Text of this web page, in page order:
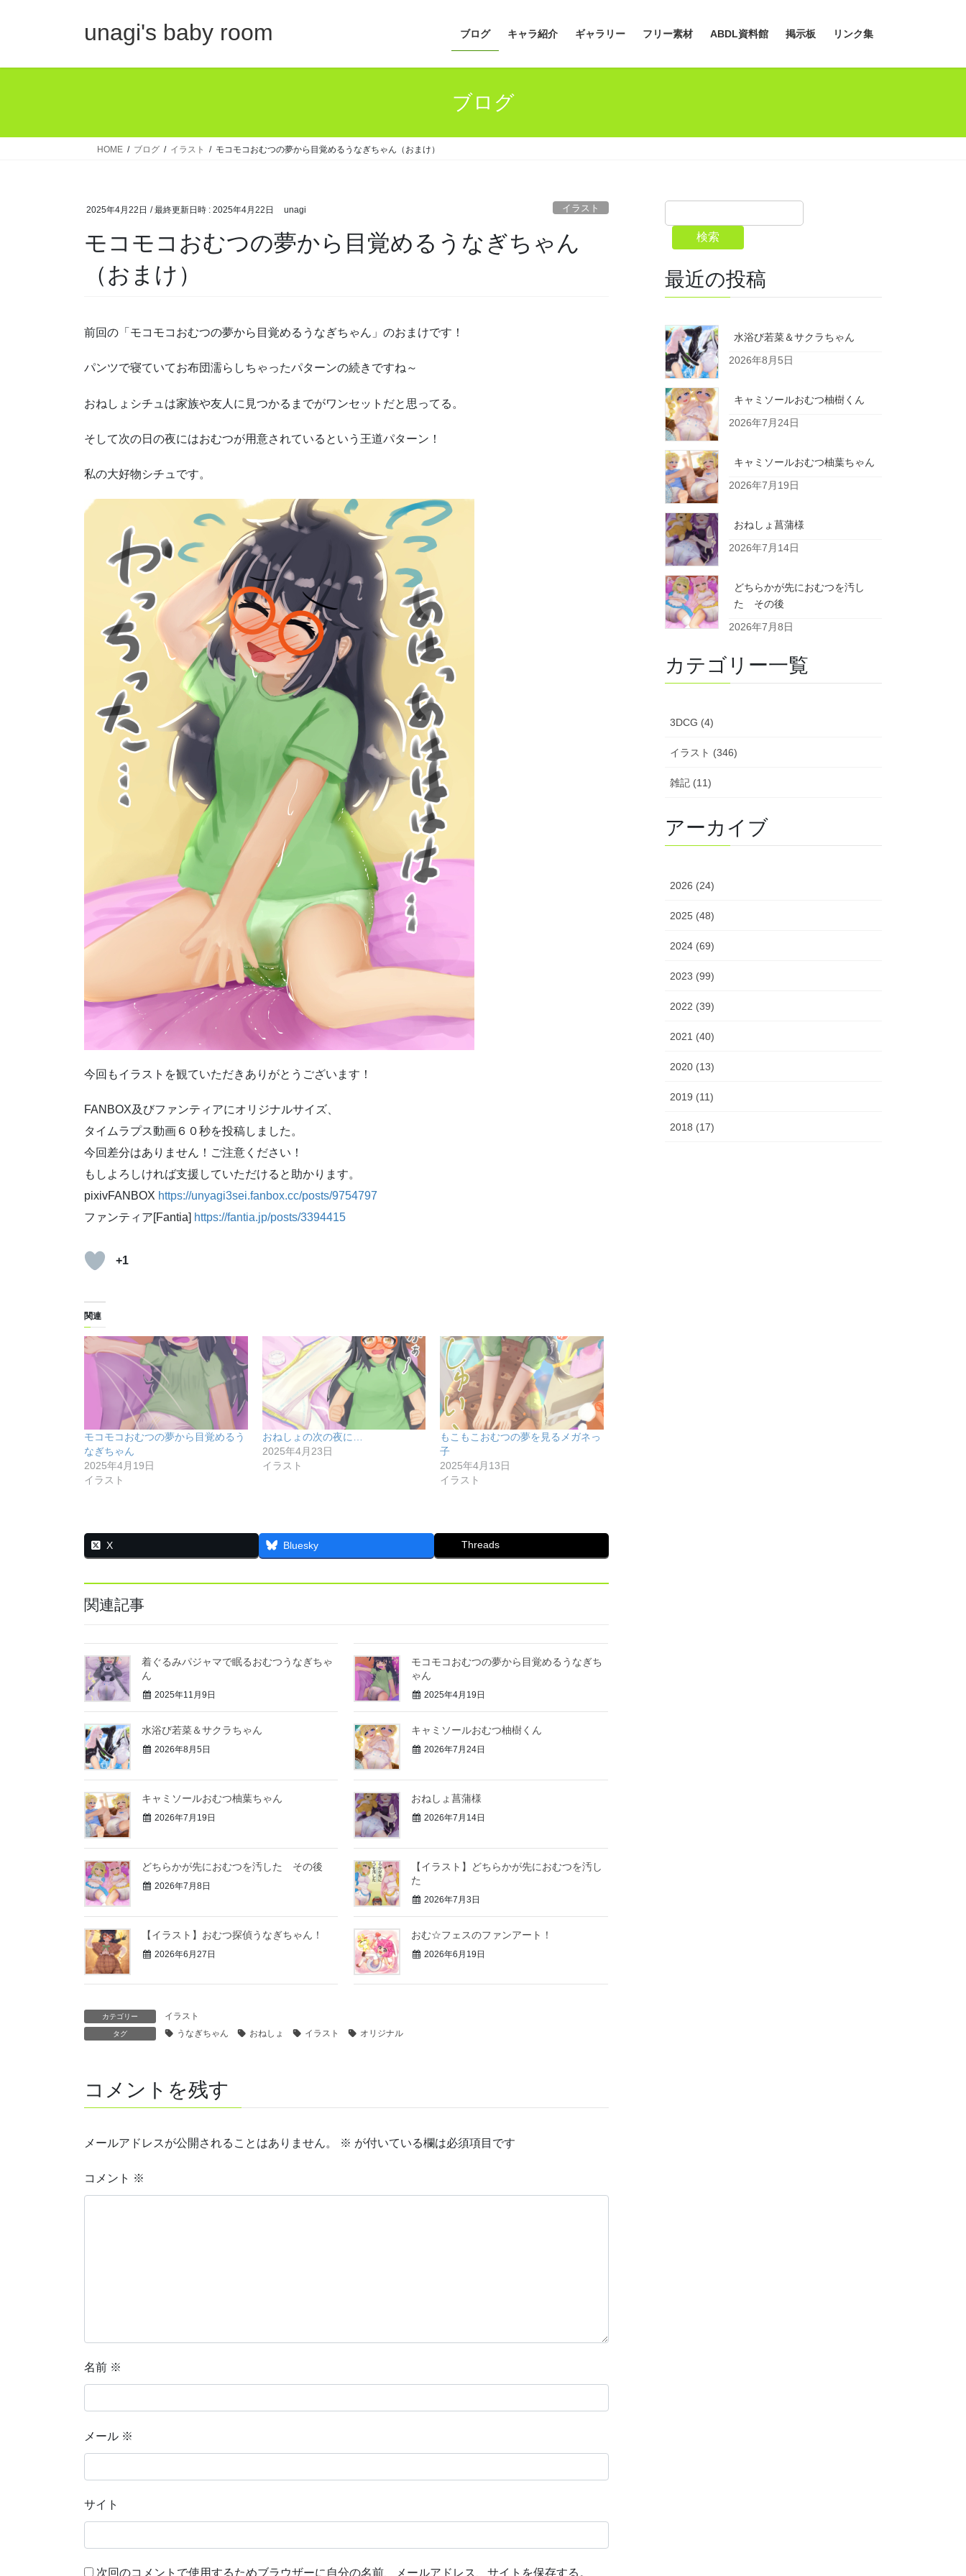
unagi's baby room ブログ キャラ紹介 ギャラリー フリー素材 ABDL資料館 掲示板 リンク集
ブログ
HOME ブログ イラスト モコモコおむつの夢から目覚めるうなぎちゃん（おまけ）
2025年4月22日 / 最終更新日時 : 2025年4月22日 unagi イラスト
モコモコおむつの夢から目覚めるうなぎちゃん
（おまけ）
前回の「モコモコおむつの夢から目覚めるうなぎちゃん」のおまけです！
パンツで寝ていてお布団濡らしちゃったパターンの続きですね～
おねしょシチュは家族や友人に見つかるまでがワンセットだと思ってる。
そして次の日の夜にはおむつが用意されているという王道パターン！
私の大好物シチュです。
今回もイラストを観ていただきありがとうございます！
FANBOX及びファンティアにオリジナルサイズ、
タイムラプス動画６０秒を投稿しました。
今回差分はありません！ご注意ください！
もしよろしければ支援していただけると助かります。
pixivFANBOX https://unyagi3sei.fanbox.cc/posts/9754797
ファンティア[Fantia] https://fantia.jp/posts/3394415
+1
関連
モコモコおむつの夢から目覚めるう
なぎちゃん
2025年4月19日
イラスト
おねしょの次の夜に…
2025年4月23日
イラスト
もこもこおむつの夢を見るメガネっ
子
2025年4月13日
イラスト
X Bluesky Threads
関連記事
着ぐるみパジャマで眠るおむつうなぎちゃ
ん
2025年11月9日
モコモコおむつの夢から目覚めるうなぎち
ゃん
2025年4月19日
水浴び若菜＆サクラちゃん
2026年8月5日
キャミソールおむつ柚樹くん
2026年7月24日
キャミソールおむつ柚葉ちゃん
2026年7月19日
おねしょ菖蒲様
2026年7月14日
どちらかが先におむつを汚した その後
2026年7月8日
【イラスト】どちらかが先におむつを汚し
た
2026年7月3日
【イラスト】おむつ探偵うなぎちゃん！
2026年6月27日
おむ☆フェスのファンアート！
2026年6月19日
カテゴリー イラスト
タグ うなぎちゃん おねしょ イラスト オリジナル
コメントを残す
メールアドレスが公開されることはありません。 ※ が付いている欄は必須項目です
コメント ※
名前 ※
メール ※
サイト
次回のコメントで使用するためブラウザーに自分の名前、メールアドレス、サイトを保存する。
検索
最近の投稿
水浴び若菜＆サクラちゃん
2026年8月5日
キャミソールおむつ柚樹くん
2026年7月24日
キャミソールおむつ柚葉ちゃん
2026年7月19日
おねしょ菖蒲様
2026年7月14日
どちらかが先におむつを汚し
た その後
2026年7月8日
カテゴリー一覧
3DCG (4)
イラスト (346)
雑記 (11)
アーカイブ
2026 (24)
2025 (48)
2024 (69)
2023 (99)
2022 (39)
2021 (40)
2020 (13)
2019 (11)
2018 (17)